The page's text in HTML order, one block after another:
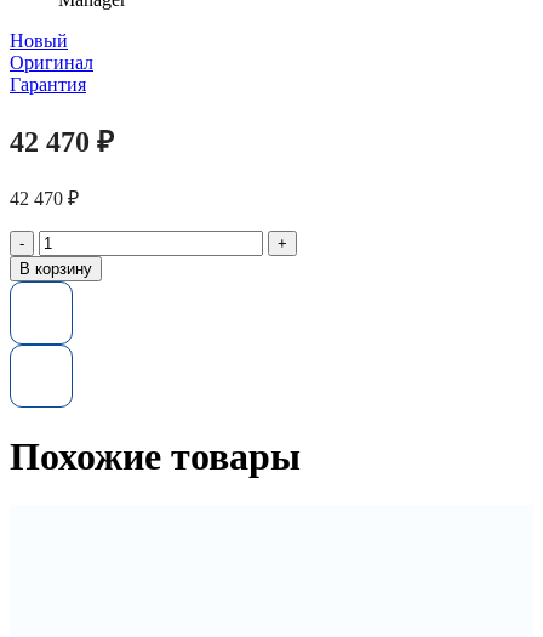
Новый
Оригинал
Гарантия
42 470 ₽
42 470 ₽
Количество
товара
Контроллер
HPE
Array
E208e-
SR
В корзину
Похожие товары